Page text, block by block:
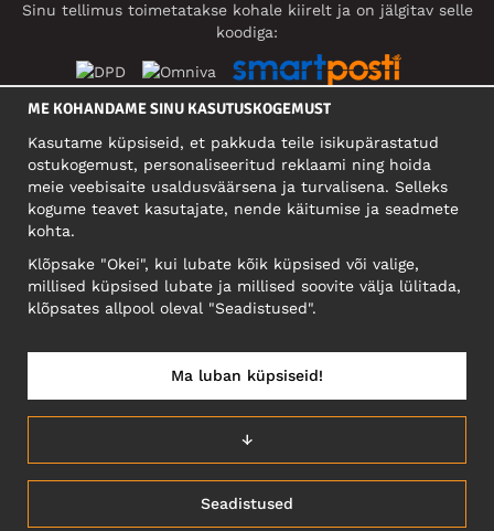
Sinu tellimus toimetatakse kohale kiirelt ja on jälgitav selle
koodiga:
FIRMA
Mäeküla tn 9, EE-13525 Tallinn
Reg: 17449603, KMKR: EE102960721
EESTI/EESTI KEEL
ME KOHANDAME SINU KASUTUSKOGEMUST
Kasutame küpsiseid, et pakkuda teile isikupärastatud
ostukogemust, personaliseeritud reklaami ning hoida
meie veebisaite usaldusväärsena ja turvalisena. Selleks
kogume teavet kasutajate, nende käitumise ja seadmete
kohta.
Klõpsake "Okei", kui lubate kõik küpsised või valige,
millised küpsised lubate ja millised soovite välja lülitada,
klõpsates allpool oleval "Seadistused".
Seadistused
↓
Ma luban küpsiseid!